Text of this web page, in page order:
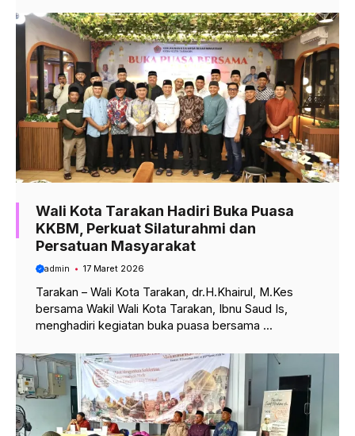
Wali Kota Tarakan Hadiri Buka Puasa
KKBM, Perkuat Silaturahmi dan
Persatuan Masyarakat
admin 17 Maret 2026
Tarakan – Wali Kota Tarakan, dr.H.Khairul, M.Kes
bersama Wakil Wali Kota Tarakan, Ibnu Saud Is,
menghadiri kegiatan buka puasa bersama ...